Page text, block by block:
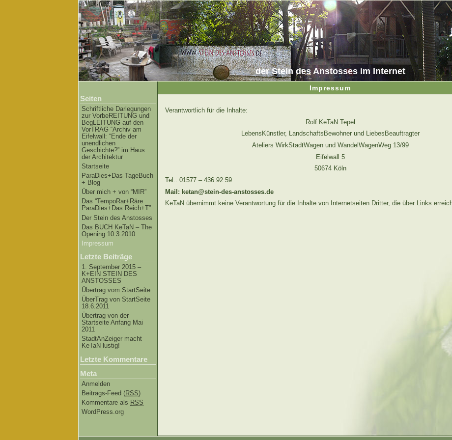
der Stein des Anstosses im Internet
Impressum
Seiten
Schriftliche Darlegungen
zur VorbeREITUNG und
BegLEITUNG auf den
VorTRAG “Archiv am
Eifelwall: “Ende der
unendlichen
Geschichte?” im Haus
der Architektur
Startseite
ParaDies+Das TageBuch
+ Blog
Über mich + von “MIR”
Das “TempoRar+Räre
ParaDies+Das Reich+T”
Der Stein des Anstosses
Das BUCH KeTaN – The
Opening 10.3.2010
Impressum
Letzte Beiträge
1. September 2015 –
K+EIN STEIN DES
ANSTOSSES
Übertrag vom StartSeite
ÜberTrag von StartSeite
18.6.2011
Übertrag von der
Startseite Anfang Mai
2011
StadtAnZeiger macht
KeTaN lustig!
Letzte Kommentare
Meta
Anmelden
Beitrags-Feed (RSS)
Kommentare als RSS
WordPress.org
Verantwortlich für die Inhalte:
Rolf KeTaN Tepel
LebensKünstler, LandschaftsBewohner und LiebesBeauftragter
Ateliers WirkStadtWagen und WandelWagenWeg 13/99
Eifelwall 5
50674 Köln
Tel.: 01577 – 436 92 59
Mail: ketan@stein-des-anstosses.de
KeTaN übernimmt keine Verantwortung für die Inhalte von Internetseiten Dritter, die über Links